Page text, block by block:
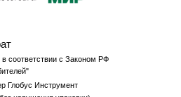
соответствии с Законом РФ
Глобус Инструмент